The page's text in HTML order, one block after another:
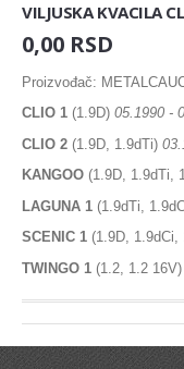
Remenica
Remenica
Remenica PK kaisa
LANCI I LANČANICI
VENTIL, ODUŠAK
SEMERING
DAYCO
DELCO REMY
DELPHI - USA
DENCKERMANN
DENSO - ITALY
E E C
ELF 1l
ELF 4l
ELRING - NEMACKA
EPS - SLOVENIJA
ERA - ITALY
ERNST - GERMANY
EWIGER
VILJUSKA KVACILA
0,00 RSD
Proizvođač:
CLIO 1 (1.9D) 05.1990 -
CLIO 2 (1.9D, 1.9dTi)
KANGOO (1.9D, 1.9dTi,
LAGUNA 1 (1.9dTi,
SCENIC 1 (1.9D, 1.9dCi,
TWINGO 1 (1.2, 1.2 16V)